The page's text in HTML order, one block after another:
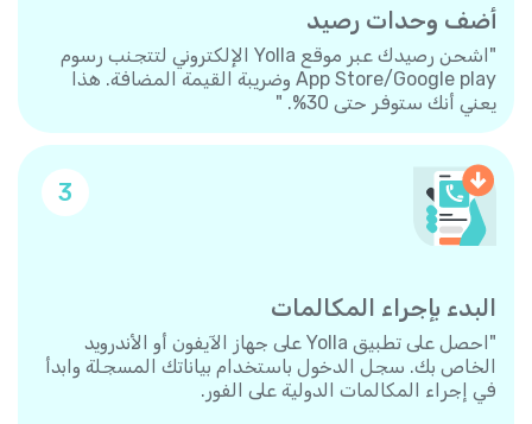
أضف وحدات رصيد
"اشحن رصيدك عبر موقع Yolla الإلكتروني لتتجنب رسوم
App Store/Google play وضريبة القيمة المضافة. هذا
يعني أنك ستوفر حتى 30%. "
3
البدء بإجراء المكالمات
"احصل على تطبيق Yolla على جهاز الآيفون أو الأندرويد
الخاص بك. سجل الدخول باستخدام بياناتك المسجلة وابدأ
في إجراء المكالمات الدولية على الفور.